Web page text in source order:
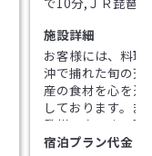
車・タクシーで
ンターより15分,
ターより10分,名
ーより15分
施設詳細
お客様には、料理
沖で捕れた旬の天
産の食材を心を込
しております。ま
発祥の宿です。季
快な全長２メート
宿泊プラン代金